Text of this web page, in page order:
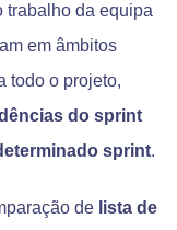
trabalho da equipa
em âmbitos
todo o projeto,
do sprint
sprint.
de lista de